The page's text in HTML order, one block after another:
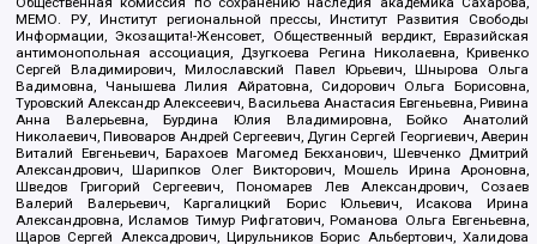
МЕМО. РУ, Институт региональной прессы, Институт Развития Свободы
Информации, Экозащита!-Женсовет, Общественный вердикт, Евразийская
антимонопольная ассоциация, Дзугкоева Регина Николаевна, Кривенко
Сергей Владимирович, Милославский Павел Юрьевич, Шнырова Ольга
Вадимовна, Чанышева Лилия Айратовна, Сидорович Ольга Борисовна,
Туровский Александр Алексеевич, Васильева Анастасия Евгеньевна, Ривина
Анна Валерьевна, Бурдина Юлия Владимировна, Бойко Анатолий
Николаевич, Пивоваров Андрей Сергеевич, Дугин Сергей Георгиевич, Аверин
Виталий Евгеньевич, Барахоев Магомед Бекханович, Шевченко Дмитрий
Александрович, Шарипков Олег Викторович, Мошель Ирина Ароновна,
Шведов Григорий Сергеевич, Пономарев Лев Александрович, Созаев
Валерий Валерьевич, Каргалицкий Борис Юльевич, Исакова Ирина
Александровна, Исламов Тимур Рифгатович, Романова Ольга Евгеньевна,
Щаров Сергей Алексадрович, Цирульников Борис Альбертович, Халидова